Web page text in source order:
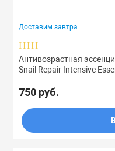
Доставим завтра
Антивозрастная
Snail Repair Intensive
750 руб.